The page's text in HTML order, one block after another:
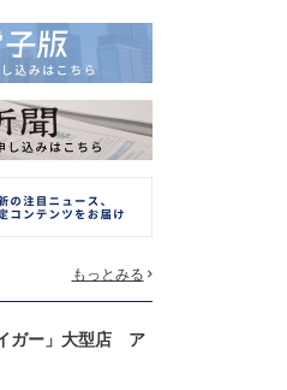
もっとみる
ガー」大型店 ア